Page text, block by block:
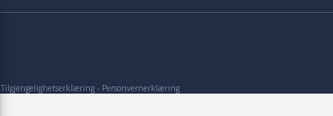
Tilgjengelighetserklæring- Personvernerklæring